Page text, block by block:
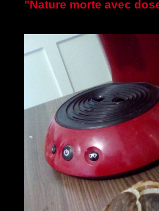
"Nature morte avec